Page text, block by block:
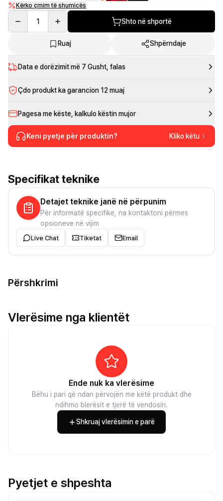
Kërko çmim të shumicës
1 Shto në shportë
Ruaj Shpërndaje
Data e dorëzimit më 7 Gusht , falas
Çdo produkt ka garancion 12 muaj
Pagesa me këste, kalkulo këstin mujor
Keni pyetje për produktin? Kliko këtu
Specifikat teknike
Detajet teknike janë në përpunim
Për informatë specifike, na kontaktoni përmes
opsioneve në vijim
Live Chat Tiketat Email
Përshkrimi
Vlerësime nga klientët
Ende nuk ka vlerësime
Bëhu i pari që ndan përvojën me këtë produkt dhe
ndihmo blerësit e tjerë të vendosin.
Shkruaj vlerësimin e parë
Pyetjet e shpeshta